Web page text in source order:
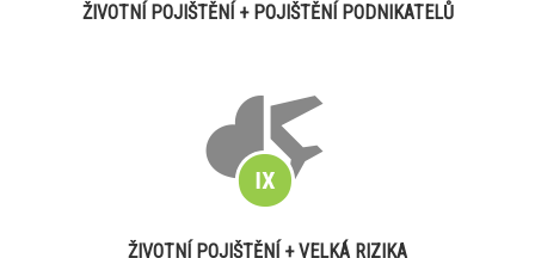
ŽIVOTNÍ POJIŠTĚNÍ + POJIŠTĚNÍ PODNIKATELŮ
ŽIVOTNÍ POJIŠTĚNÍ + VELKÁ RIZIKA